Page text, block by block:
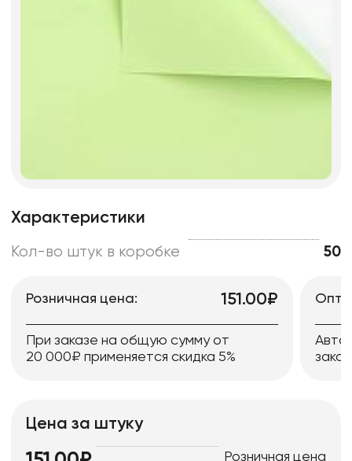
Характеристики
Кол-во штук в коробке 50
Розничная цена: 151.00₽
При заказе на общую сумму от
20 000₽ применяется скидка 5%
Цена за штуку
Розничная цена